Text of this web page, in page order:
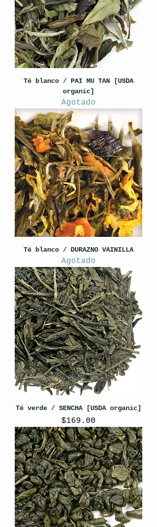
Té blanco / PAI MU TAN [USDA
organic]
Agotado
Té blanco / DURAZNO VAINILLA
Agotado
Té verde / SENCHA [USDA organic]
Precio
$169.00